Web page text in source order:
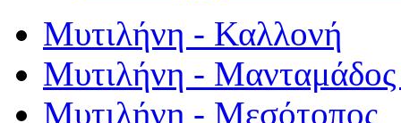
Μυτιλήνη - Καλλονή
Μυτιλήνη - Μανταμάδος
Μυτιλήνη - Μεσότοπος